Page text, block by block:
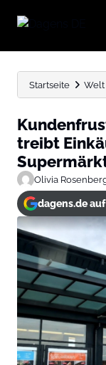
Startseite Welt
treibt
Olivia
dagens.de